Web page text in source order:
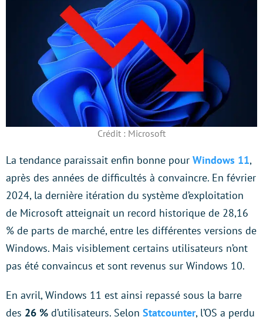
Crédit : Microsoft
La tendance paraissait enfin bonne pour Windows 11,
après des années de difficultés à convaincre. En février
2024, la dernière itération du système d’exploitation
de Microsoft atteignait un record historique de 28,16
% de parts de marché, entre les différentes versions de
Windows. Mais visiblement certains utilisateurs n’ont
pas été convaincus et sont revenus sur Windows 10.
En avril, Windows 11 est ainsi repassé sous la barre
des 26 % d’utilisateurs. Selon Statcounter, l’OS a perdu